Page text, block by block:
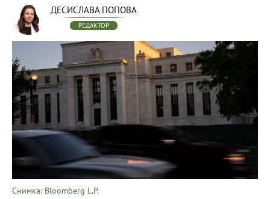
ДЕСИСЛАВА ПОПОВА
РЕДАКТОР
Снимка: Bloomberg L.P.